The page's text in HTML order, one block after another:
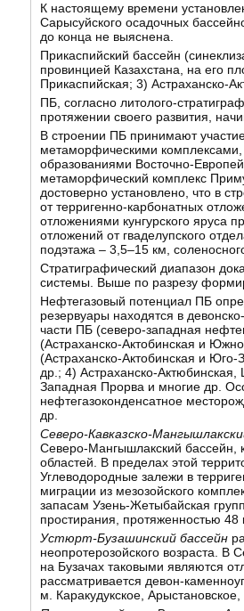
К настоящему времени
Сарысуйского осадочных
до конца не выяснена.
Прикаспийский бассейн
провинцией Казахстана, на его
Прикаспийская; 3) Астраханско-
ПБ, согласно литолого-
протяжении своего развития,
В строении ПБ принимают
метаморфическими
образованиями Восточно-
метаморфический комплекс
достоверно установлено, что в
от терригенно-карбонатных
отложениями кунгурского яруса
отложений от гваделупского
подэтажа – 3,5–15 км,
Стратиграфический диапазон
системы. Выше по разрезу
Нефтегазовый потенциал ПБ
резервуары находятся в
части ПБ (северо-западная
(Астраханско-Актобинская и
(Астраханско-Актобинская и
др.; 4) Астраханско-
Западная Прорва и многие др.
нефтегазоконденсатное
др.
Северо-Кавказско-
Северо-Мангышлакский бассейн,
областей. В пределах этой
Углеводородные залежи в
миграции из мезозойского
запасам Узень-Жетыбайская
простирания, протяженностью
Устюрт-Бузашинский бассейн
неопротерозойского возраста. В
на Бузачах таковыми являются
рассматривается девон-
м. Каракудукское,